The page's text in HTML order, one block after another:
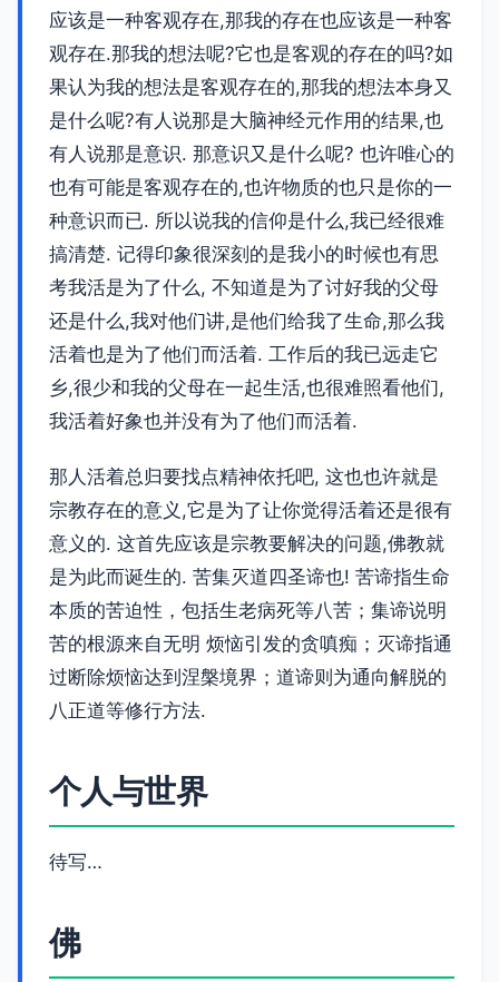
应该是一种客观存在,那我的存在也应该是一种客
观存在.那我的想法呢?它也是客观的存在的吗?如
果认为我的想法是客观存在的,那我的想法本身又
是什么呢?有人说那是大脑神经元作用的结果,也
有人说那是意识. 那意识又是什么呢? 也许唯心的
也有可能是客观存在的,也许物质的也只是你的一
种意识而已. 所以说我的信仰是什么,我已经很难
搞清楚. 记得印象很深刻的是我小的时候也有思
考我活是为了什么, 不知道是为了讨好我的父母
还是什么,我对他们讲,是他们给我了生命,那么我
活着也是为了他们而活着. 工作后的我已远走它
乡,很少和我的父母在一起生活,也很难照看他们,
我活着好象也并没有为了他们而活着.
那人活着总归要找点精神依托吧, 这也也许就是
宗教存在的意义,它是为了让你觉得活着还是很有
意义的. 这首先应该是宗教要解决的问题,佛教就
是为此而诞生的. 苦集灭道四圣谛也! 苦谛指生命
本质的苦迫性，包括生老病死等八苦；集谛说明
苦的根源来自无明 烦恼引发的贪嗔痴；灭谛指通
过断除烦恼达到涅槃境界；道谛则为通向解脱的
八正道等修行方法.
个人与世界
待写…
佛